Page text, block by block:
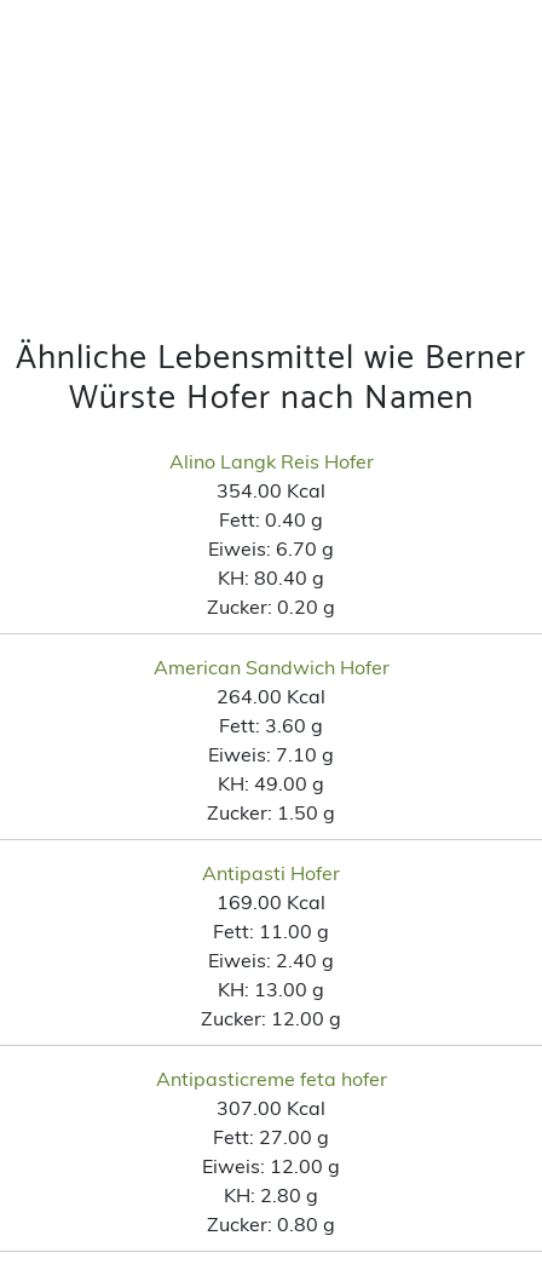
Ähnliche Lebensmittel wie Berner
Würste Hofer nach Namen
Alino Langk Reis Hofer
354.00 Kcal
Fett: 0.40 g
Eiweis: 6.70 g
KH: 80.40 g
Zucker: 0.20 g
American Sandwich Hofer
264.00 Kcal
Fett: 3.60 g
Eiweis: 7.10 g
KH: 49.00 g
Zucker: 1.50 g
Antipasti Hofer
169.00 Kcal
Fett: 11.00 g
Eiweis: 2.40 g
KH: 13.00 g
Zucker: 12.00 g
Antipasticreme feta hofer
307.00 Kcal
Fett: 27.00 g
Eiweis: 12.00 g
KH: 2.80 g
Zucker: 0.80 g